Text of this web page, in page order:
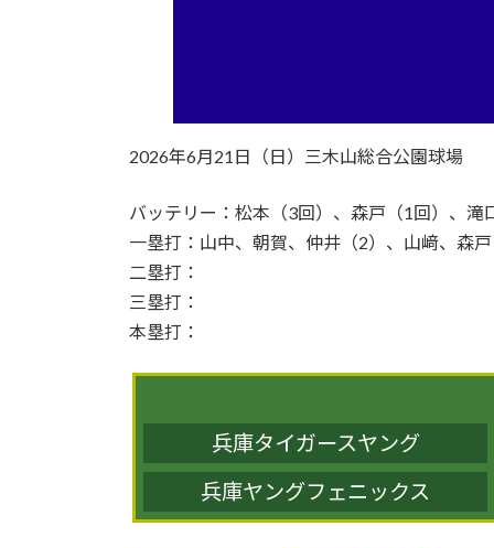
2026年6月21日（日）三木山総合公園球場
バッテリー：松本（3回）、森戸（1回）、滝
一塁打：山中、朝賀、仲井（2）、山﨑、森戸
二塁打：
三塁打：
本塁打：
兵庫タイガースヤング
兵庫ヤングフェニックス